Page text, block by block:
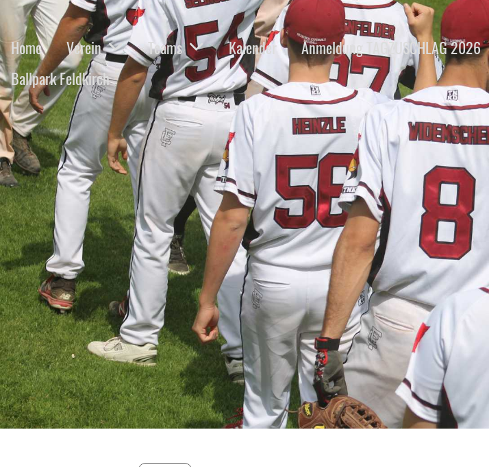
Home Verein Teams Kalender Anmeldung TAGZUSCHLAG 2026
Ballpark Feldkirch